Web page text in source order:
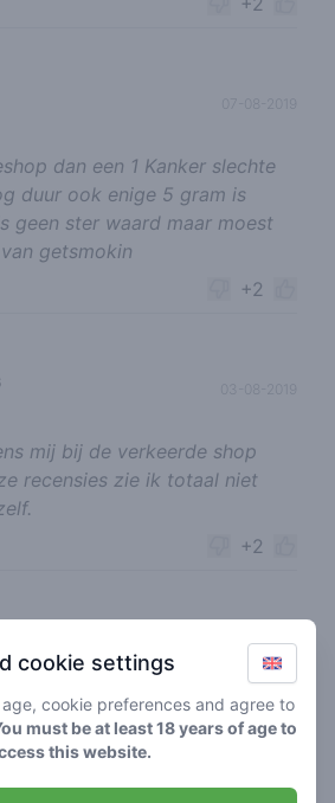
dan een 1 Kanker slechte
duur ook enige 5 gram is
geen ster waard maar moest
getsmokin
+2
03-08-2019
mij bij de verkeerde shop
recensies zie ik totaal niet
+2
03-08-2019
me goed geholpen met het
eerste wietje!
cookie settings
cookie preferences and agree to
must be at least 18 years of age to
this website.